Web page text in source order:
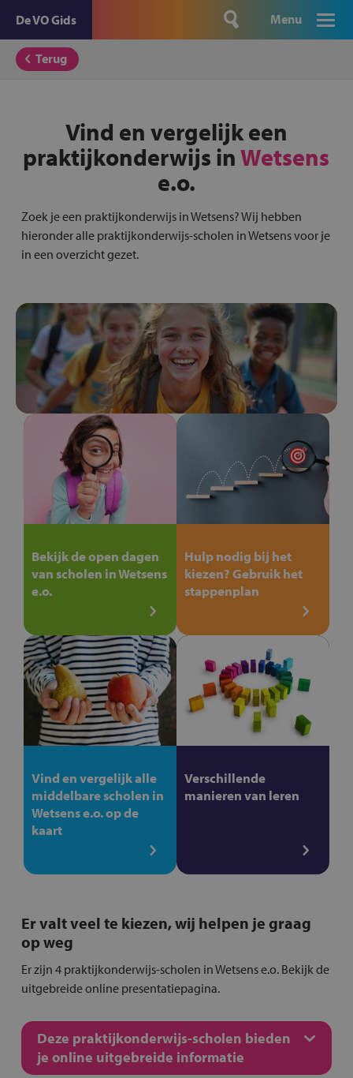
De VO Gids Menu
Terug
Vind en vergelijk een
praktijkonderwijs inWetsens
e.o.
Zoek je een praktijkonderwijs in Wetsens? Wij hebben
hieronder alle praktijkonderwijs-scholen in Wetsens voor je
in een overzicht gezet.
Bekijk de open dagen
van scholen in Wetsens
e.o.
Hulp nodig bij het
kiezen? Gebruik het
stappenplan
Vind en vergelijk alle
middelbare scholen in
Wetsens e.o. op de
kaart
Verschillende
manieren van leren
Er valt veel te kiezen, wij helpen je graag
op weg
Er zijn 4 praktijkonderwijs-scholen in Wetsens e.o. Bekijk de
uitgebreide online presentatiepagina.
Deze praktijkonderwijs-scholen bieden
je online uitgebreide informatie